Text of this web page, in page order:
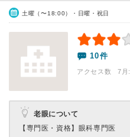
土曜（〜18:00）・日曜・祝日
10件
アクセス数 7月:
老眼について
【専門医・資格】 眼科専門医